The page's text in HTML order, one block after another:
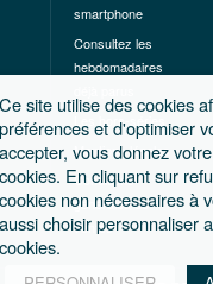
smartphone
Consultez les
hebdomadaires
Les hors-séries
Mentions légales
Conditions
générales de
ventes
Ce site utilise des cookies
préférences et d'optimiser
accepter, vous donnez
cookies. En cliquant sur
cookies non nécessaires à
aussi choisir personnaliser
cookies.